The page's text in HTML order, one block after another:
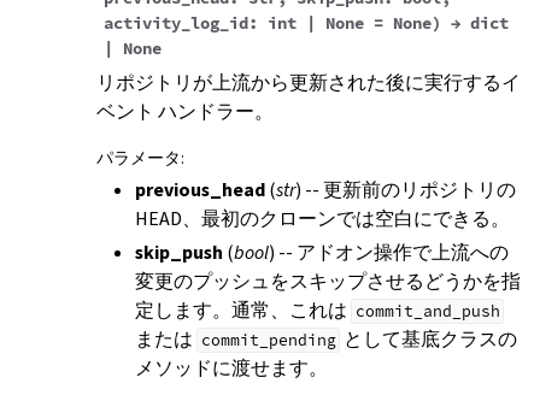
activity_log_id: int | None = None) → dict
|
None
リポジトリが上流から更新された後に実行するイ
ベント ハンドラー。
パラメータ:
previous_head(str) -- 更新前のリポジトリの
HEAD、最初のクローンでは空白にできる。
skip_push (bool) -- アドオン操作で上流への
変更のプッシュをスキップさせるどうかを指
定します。通常、これは commit_and_push
または commit_pending として基底クラスの
メソッドに渡せます。